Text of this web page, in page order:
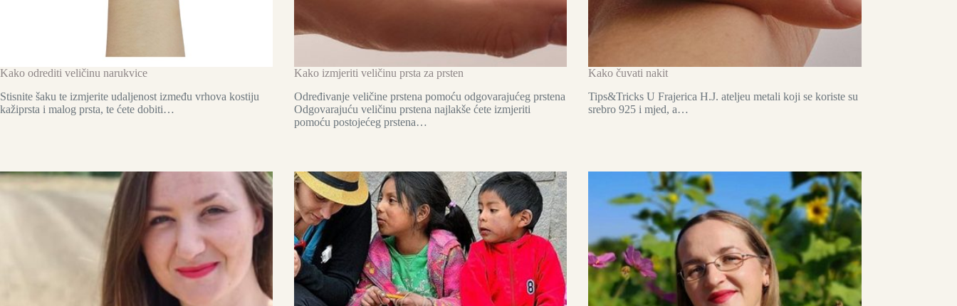
Kako odrediti veličinu narukvice
Stisnite šaku te izmjerite udaljenost između vrhova kostiju
kažiprsta i malog prsta, te ćete dobiti…
Kako izmjeriti veličinu prsta za prsten
Određivanje veličine prstena pomoću odgovarajućeg prstena
Odgovarajuću veličinu prstena najlakše ćete izmjeriti
pomoću postojećeg prstena…
Kako čuvati nakit
Tips&Tricks U Frajerica H.J. ateljeu metali koji se koriste su
srebro 925 i mjed, a…